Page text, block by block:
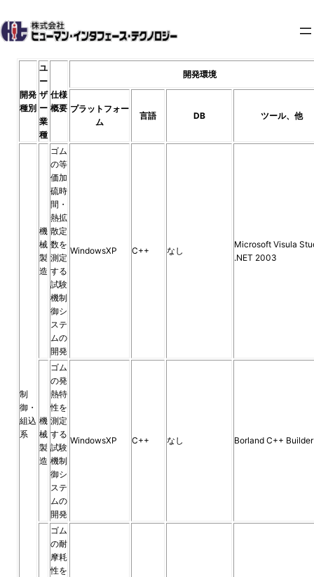
容
を
開発
種別
ユ
ー
ザ
ー
業
種
仕様
概要
開発環境
プラットフォー
ム
言語 DB ツール、他
制
御・
組込
系
機
械
製
造
ゴム
の等
価加
硫時
間・
熱拡
散定
数を
測定
する
試験
機制
御シ
ステ
ムの
開発
WindowsXP C++ なし
Microsoft Visula
.NET 2003
機
械
製
造
ゴム
の発
熱特
性を
測定
する
試験
機制
御シ
ステ
ムの
開発
WindowsXP C++ なし Borland C++
ゴム
の耐
摩耗
性を